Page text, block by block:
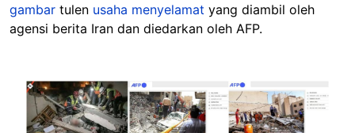
gambar tulen usaha menyelamat yang diambil oleh
agensi berita Iran dan diedarkan oleh AFP.
Image